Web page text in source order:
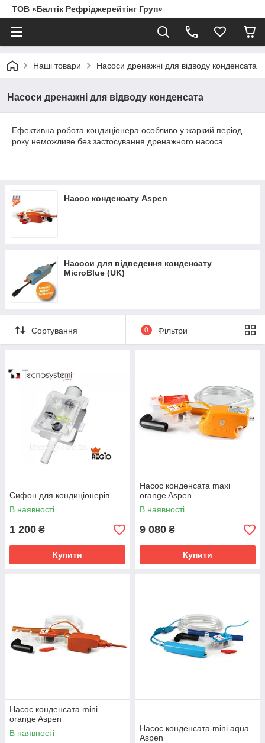
ТОВ «Балтік Рефріджерейтінг Груп»
Наші товари Насоси дренажні для відводу конденсата
Насоси дренажні для відводу конденсата
Ефективна робота кондиціонера особливо у жаркий період
року неможливе без застосування дренажного насоса....
Насос конденсату Aspen
Насоси для відведення конденсату
MicroBlue (UK)
Сортування 0 Фільтри
Сифон для кондиціонерів
В наявності
1 200 ₴
Купити
Насос конденсата maxi
orange Aspen
В наявності
9 080 ₴
Купити
Насос конденсата mini
orange Aspen
В наявності
Насос конденсата mini aqua
Aspen